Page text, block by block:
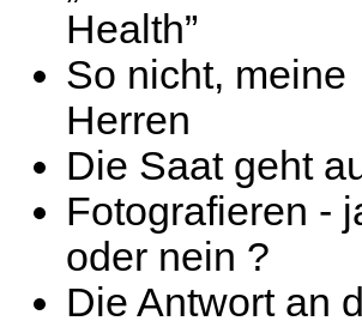
Health”
So nicht, meine
Herren
Die Saat geht
Fotografieren -
oder nein ?
Die Antwort an